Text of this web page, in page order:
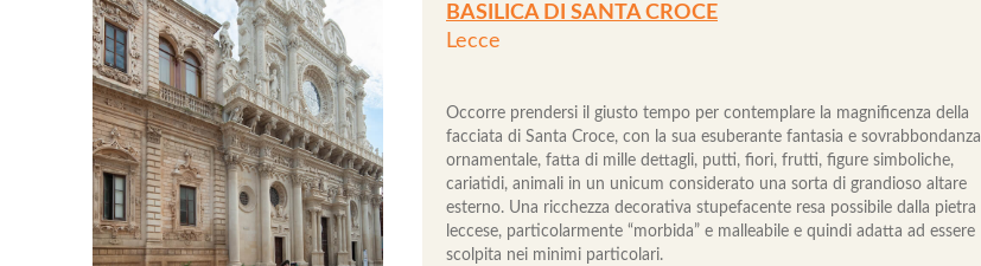
BASILICA DI SANTA CROCE
Lecce
Occorre prendersi il giusto tempo per contemplare la magnificenza della
facciata di Santa Croce, con la sua esuberante fantasia e sovrabbondanza
ornamentale, fatta di mille dettagli, putti, fiori, frutti, figure simboliche,
cariatidi, animali in un unicum considerato una sorta di grandioso altare
esterno. Una ricchezza decorativa stupefacente resa possibile dalla pietra
leccese, particolarmente “morbida” e malleabile e quindi adatta ad essere
scolpita nei minimi particolari.